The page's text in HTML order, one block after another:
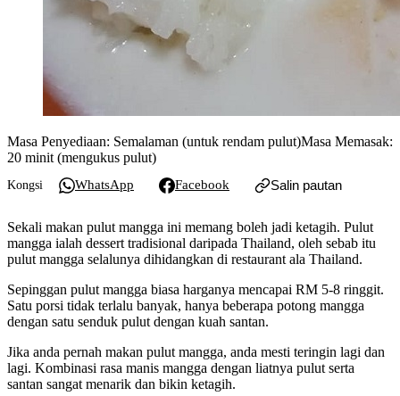
Masa Penyediaan: Semalaman (untuk rendam pulut)Masa Memasak:
20 minit (mengukus pulut)
Kongsi WhatsApp Facebook Salin pautan
Sekali makan pulut mangga ini memang boleh jadi ketagih. Pulut
mangga ialah dessert tradisional daripada Thailand, oleh sebab itu
pulut mangga selalunya dihidangkan di restaurant ala Thailand.
Sepinggan pulut mangga biasa harganya mencapai RM 5-8 ringgit.
Satu porsi tidak terlalu banyak, hanya beberapa potong mangga
dengan satu senduk pulut dengan kuah santan.
Jika anda pernah makan pulut mangga, anda mesti teringin lagi dan
lagi. Kombinasi rasa manis mangga dengan liatnya pulut serta
santan sangat menarik dan bikin ketagih.